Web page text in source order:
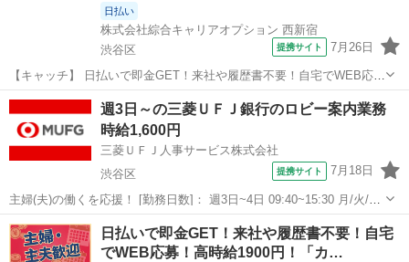
日払い
株式会社綜合キャリアオプション 西新宿
渋谷区
提携サイト 7月26日
【キャッチ】 日払いで即金GET！来社や履歴書不要！自宅でWEB応
募！高時給2200円！「契約手続き/登録」20代～40代のスタッフさん中
心に大活躍中！ 【コメント】 《未経験から就業可能なオフィスワーク
☆》 「未経験から...
東京 渋谷区 その他
週3日～の三菱ＵＦＪ銀行のロビー案内業務
時給1,600円
三菱ＵＦＪ人事サービス株式会社
渋谷区
提携サイト 7月18日
主婦(夫)の働くを応援！ [勤務日数]： 週3日~4日 09:40~15:30 月/火/水/
木/金 などから選べます [勤務地・最寄駅]： 東京都渋谷区西原３－８
－５ 三菱ＵＦＪ銀行／代々木上原支店 [職種名]：三菱...
東京 渋谷区 秘書
日払いで即金GET！来社や履歴書不要！自宅
でWEB応募！高時給1900円！「カ…